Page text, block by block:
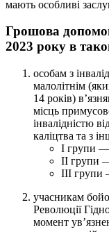
мають особливі
Грошова
2023 року в
особам з
малолітнім
14 років)
місць
інвалідністю
каліцтва та з
I групи —
II групи
III групи
учасникам
Революції
момент